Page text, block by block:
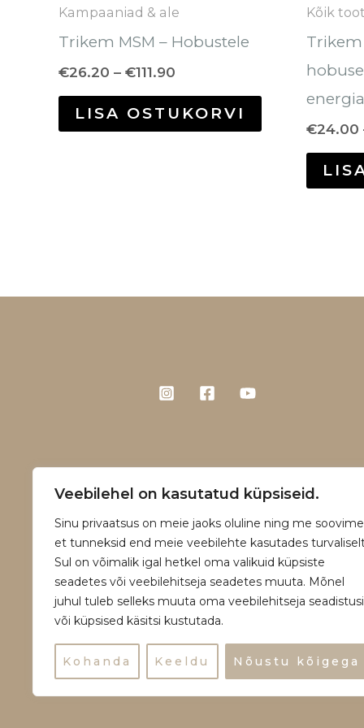
Veebilehel on kasutatud küpsiseid.
Sinu privaatsus on meie jaoks oluline ning me
et tunneksid end meie veebilehte kasutades
Sul on võimalik igal hetkel oma valikuid küpsiste
seadetes või veebilehitseja seadetes muuta. Mõnel
juhul tuleb selleks muuta oma veebilehitseja seadistusi
või küpsised käsitsi kustutada.
Kohanda Keeldu Nõustu kõigega
Kampaaniad & ale
Trikem MSM – Hobustele
€26.20 – €111.90
LISA OSTUKORVI
Kõik
€24.00
Copyright © 2026 | Powered by Vääna